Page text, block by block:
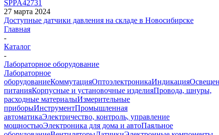
SPPA42731
27 марта 2024
Доступные датчики давления на складе в Новосибирске
Главная
-
Каталог
-
Лабораторное оборудование
Лабораторное
оборудованиеКоммутацияОптоэлектроникаИндикация
питанияКорпусные и установочные изделияПровода, шнуры,
расходные материалыИзмерительные
приборыИнструментПромышленная
автоматикаЭлектричество, контроль, управление
мощностьюЭлектроника для дома и автоПаяльное